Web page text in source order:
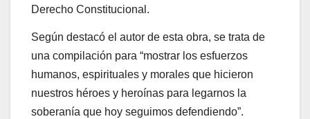
Derecho Constitucional.
Según destacó el autor de esta obra, se trata de
una compilación para “mostrar los esfuerzos
humanos, espirituales y morales que hicieron
nuestros héroes y heroínas para legarnos la
soberanía que hoy seguimos defendiendo”.